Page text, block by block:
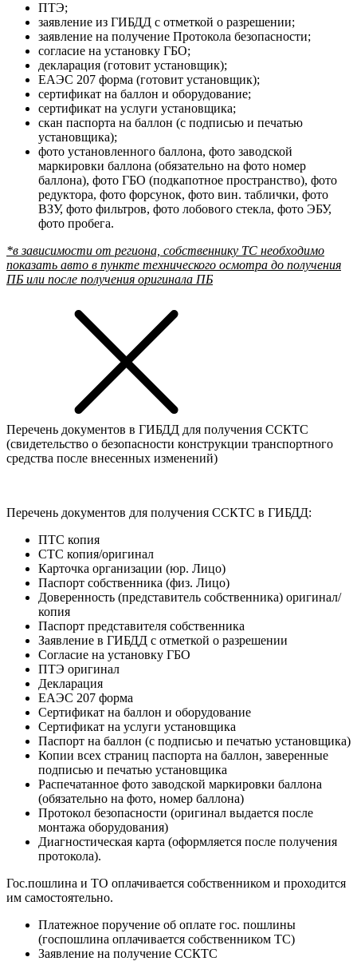
ПТЭ;
заявление из ГИБДД с отметкой о разрешении;
заявление на получение Протокола безопасности;
согласие на установку ГБО;
декларация (готовит установщик);
ЕАЭС 207 форма (готовит установщик);
сертификат на баллон и оборудование;
сертификат на услуги установщика;
скан паспорта на баллон (с подписью и печатью
установщика);
фото установленного баллона, фото заводской
маркировки баллона (обязательно на фото номер
баллона), фото ГБО (подкапотное пространство), фото
редуктора, фото форсунок, фото вин. таблички, фото
ВЗУ, фото фильтров, фото лобового стекла, фото ЭБУ,
фото пробега.
*в зависимости от региона, собственнику ТС необходимо
показать авто в пункте технического осмотра до получения
ПБ или после получения оригинала ПБ
Перечень документов в ГИБДД для получения ССКТС
(свидетельство о безопасности конструкции транспортного
средства после внесенных изменений)
Перечень документов для получения ССКТС в ГИБДД:
ПТС копия
СТС копия/оригинал
Карточка организации (юр. Лицо)
Паспорт собственника (физ. Лицо)
Доверенность (представитель собственника) оригинал/
копия
Паспорт представителя собственника
Заявление в ГИБДД с отметкой о разрешении
Согласие на установку ГБО
ПТЭ оригинал
Декларация
ЕАЭС 207 форма
Сертификат на баллон и оборудование
Сертификат на услуги установщика
Паспорт на баллон (с подписью и печатью установщика)
Копии всех страниц паспорта на баллон, заверенные
подписью и печатью установщика
Распечатанное фото заводской маркировки баллона
(обязательно на фото, номер баллона)
Протокол безопасности (оригинал выдается после
монтажа оборудования)
Диагностическая карта (оформляется после получения
протокола).
Гос.пошлина и ТО оплачивается собственником и проходится
им самостоятельно.
Платежное поручение об оплате гос. пошлины
(госпошлина оплачивается собственником ТС)
Заявление на получение ССКТС